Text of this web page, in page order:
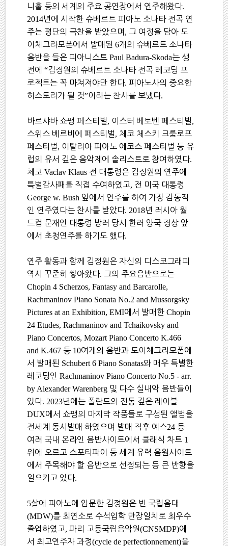
니홀 등의 세계의 주요 공연장에서 연주해왔다.
2014년에 시작한 슈베르트 피아노 소나타 전곡 연
주는 평단의 극찬을 받았으며 , 그 여정을 담아 도
이체그라모폰에서 발매된6개의 슈베르트 소나타
음반을 들은 피아니스트Paul Badura-Skoda는 생
전에“김정원의 슈베르트 소나타 전곡 레코딩 프
로젝트는 꼭 마쳐져야만 한다. 피아노사의 중요한
히스토리가 될 것”이라는 찬사를 보냈다.
바르샤바 쇼팽 페스티벌, 이스터 베토벤 페스티벌,
스위스 베르비에 페스티벌, 체코 체스키 크룸로프
페스티벌, 이탈리아 피아노 에코스 페스티벌 등 유
럽의 유서 깊은 음악제에 솔리스트로 참여하였다.
체코Vaclav Klaus 전 대통령은 김정원의 연주에
특별감사패를 직접 수여하였고, 전 미국 대통령
George w. Bush 앞에서 연주를 하여 가장 감동적
인 연주였다는 찬사를 받았다. 2018년 러시아 월
드컵 문재인 대통령 방러 당시 한러 양국 정상 앞
에서 초청연주를 하기도 했다.
연주 활동과 함께 김정원은 자신의 디스코그래피
역시 꾸준히 쌓아왔다. 그의 주요음반으로는
Chopin 4 Scherzos, Fantasy and Barcarolle,
Rachmaninov Piano Sonata No.2 and Mussorgsky
Pictures at an Exhibition, EMI에서 발매한Chopin
24 Etudes, Rachmaninov and Tchaikovsky and
Piano Concertos, Mozart Piano Concerto K.466
and K.467 등 10여개의 음반과 도이체그라모폰에
서 발매된 Schubert 6 Piano Sonatas와 매우 특별한
레코딩인Rachmaninov Piano Concerto No.5 - arr.
by Alexander Warenberg 및 다수 실내악 음반들이
있다. 2023년에는 폴란드의 전통 깊은 레이블
DUX에서 쇼팽의 마지막 작품들로 구성된 앨범을
전세계 동시발매 하였으며 발매 직후 예스24 등
여러 국내 온라인 음반사이트에서 클래식 차트 1
위에 오르고 스포티파이 등 세계 유력 음원사이트
에서 주목해야 할 음반으로 선정되는 등 큰 반향을
일으키고 있다.
5살에 피아노에 입문한 김정원은 빈 국립음대
(MDW)를 최연소로 수석입학 만장일치로 최우수
졸업하였고,파리 고등국립음악원(CNSMDP)에
서 최고연주자 과정(cycle de perfectionnement)을